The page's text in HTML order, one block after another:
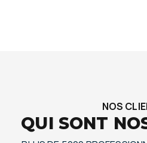
NOS
QUI SONT